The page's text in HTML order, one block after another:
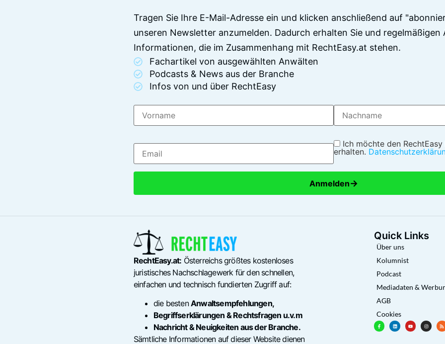
Tragen Sie Ihre E-Mail-Adresse ein und klicken anschließend auf
unseren Newsletter anzumelden. Dadurch erhalten Sie und regelmäßigen
Informationen, die im Zusammenhang mit RechtEasy.at stehen.
Fachartikel von ausgewählten Anwälten
Podcasts & News aus der Branche
Infos von und über RechtEasy
Ich möchte den
erhalten.
Anmelden→
RechtEasy.at: Österreichs größtes kostenloses
juristisches Nachschlagewerk für den schnellen,
einfachen und technisch fundierten Zugriff auf:
die bestenAnwaltsempfehlungen,
Begriffserklärungen & Rechtsfragen u.v.m
Nachricht & Neuigkeiten aus der Branche.
Sämtliche Informationen auf dieser Website dienen
Quick Links
Über uns
Kolumnist
Podcast
Mediadaten &
AGB
Cookies